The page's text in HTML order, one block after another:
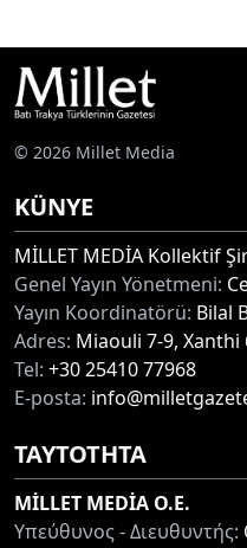
© 2026 Millet Media
KÜNYE
MİLLET MEDİA Kollektif
Genel Yayın Yönetmeni:
Yayın Koordinatörü: Bilal
Adres: Miaouli 7-9, Xanthi
Tel: +30 25410 77968
E-posta:
ΤΑΥΤΟΤΗΤΑ
MİLLET MEDİA O.E.
Υπεύθυνος - Διευθυντής: